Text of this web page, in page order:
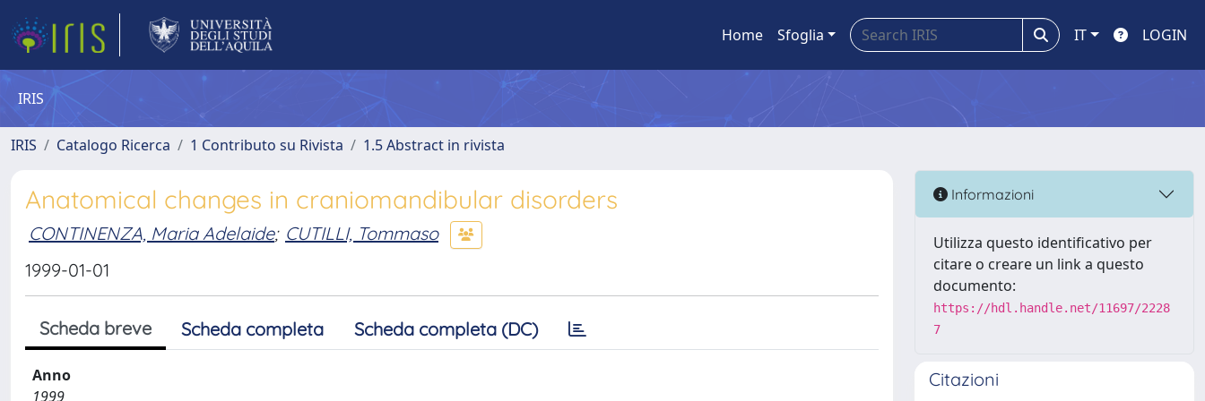
Home Sfoglia IT LOGIN
IRIS
IRIS Catalogo Ricerca 1 Contributo su Rivista 1.5 Abstract in rivista
Anatomical changes in craniomandibular disorders
CONTINENZA, Maria Adelaide; CUTILLI, Tommaso
1999-01-01
Scheda breve Scheda completa Scheda completa (DC)
Anno
1999
Informazioni
Utilizza questo identificativo per
citare o creare un link a questo
documento:
https://hdl.handle.net/11697/2228
7
Citazioni